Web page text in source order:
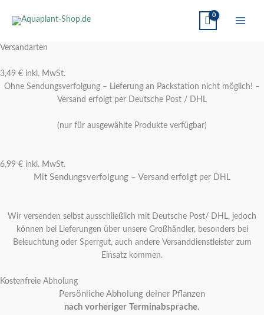
Versandarten
3,49 € inkl. MwSt.
Ohne Sendungsverfolgung – Lieferung an Packstation nicht möglich! –
Versand erfolgt per Deutsche Post / DHL
(nur für ausgewählte Produkte verfügbar)
6,99 € inkl. MwSt.
Mit Sendungsverfolgung – Versand erfolgt per DHL
Wir versenden selbst ausschließlich mit Deutsche Post/ DHL, jedoch
können bei Lieferungen über unsere Großhändler, besonders bei
Beleuchtung oder Sperrgut, auch andere Versanddienstleister zum
Einsatz kommen.
Kostenfreie Abholung
Persönliche Abholung deiner Pflanzen
nach vorheriger Terminabsprache.